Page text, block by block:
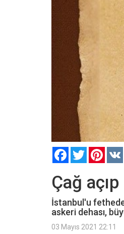
FacebookTwitter
Çağ
İstanbul'u
askeri dehası,
03 Mayıs 2021 22:11